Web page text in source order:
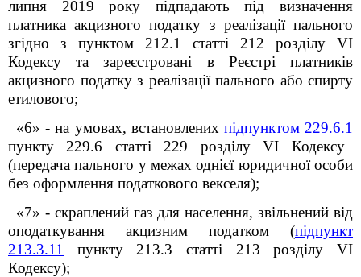
липня 2019 року підпадають під визначення
платника акцизного податку з реалізації пального
згідно з пунктом 212.1 статті 212 розділу VI
Кодексу та зареєстровані в Реєстрі платників
акцизного податку з реалізації пального або спирту
етилового;
«6» - на умовах, встановлених підпунктом 229.6.1
пункту 229.6 статті 229 розділу VI Кодексу
(передача пального у межах однієї юридичної особи
без оформлення податкового векселя);
«7» - скраплений газ для населення, звільнений від
оподаткування акцизним податком (підпункт
213.3.11
пункту 213.3 статті 213 розділу VI
Кодексу);